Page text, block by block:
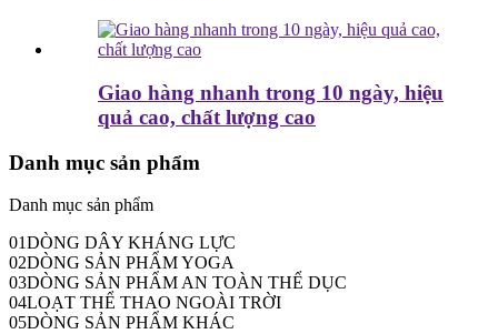
Giao hàng nhanh trong 10 ngày, hiệu
quả cao, chất lượng cao
Danh mục sản phẩm
Danh mục sản phẩm
01DÒNG DÂY KHÁNG LỰC
02DÒNG SẢN PHẨM YOGA
03DÒNG SẢN PHẨM AN TOÀN THỂ DỤC
04LOẠT THỂ THAO NGOÀI TRỜI
05DÒNG SẢN PHẨM KHÁC